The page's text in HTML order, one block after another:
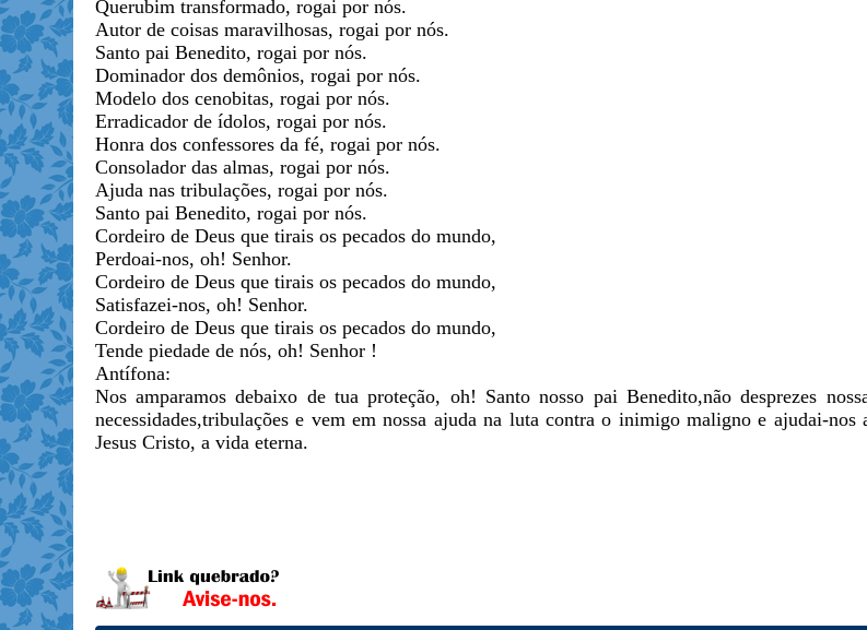
Querubim transformado, rogai por nós.
Autor de coisas maravilhosas, rogai por nós.
Santo pai Benedito, rogai por nós.
Dominador dos demônios, rogai por nós.
Modelo dos cenobitas, rogai por nós.
Erradicador de ídolos, rogai por nós.
Honra dos confessores da fé, rogai por nós.
Consolador das almas, rogai por nós.
Ajuda nas tribulações, rogai por nós.
Santo pai Benedito, rogai por nós.
Cordeiro de Deus que tirais os pecados do mundo,
Perdoai-nos, oh! Senhor.
Cordeiro de Deus que tirais os pecados do mundo,
Satisfazei-nos, oh! Senhor.
Cordeiro de Deus que tirais os pecados do mundo,
Tende piedade de nós, oh! Senhor !
Antífona:
Nos amparamos debaixo de tua proteção, oh! Santo nosso pai Benedito,não desprezes
necessidades,tribulações e vem em nossa ajuda na luta contra o inimigo maligno e ajudai-nos
Jesus Cristo, a vida eterna.